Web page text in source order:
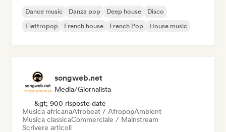
Dance music Danza pop Deep house
Disco
Elettropop
French house French Pop House music
songweb.net
Media/Giornalista
&gt; 900 risposte date
Musica africanaAfrobeat / AfropopAmbient
Musica classicaCommerciale / Mainstream
Scrivere articoli